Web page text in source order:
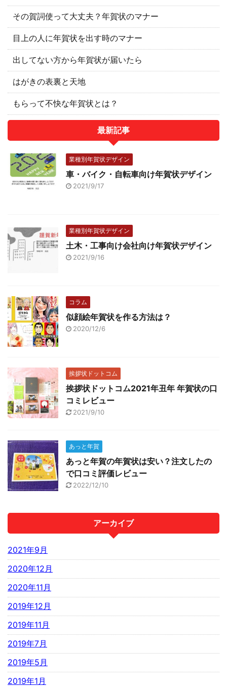
その賀詞使って大丈夫？年賀状のマナー
目上の人に年賀状を出す時のマナー
出してない方から年賀状が届いたら
はがきの表裏と天地
もらって不快な年賀状とは？
最新記事
業種別年賀状デザイン
車・バイク・自転車向け年賀状デザイン
2021/9/17
業種別年賀状デザイン
土木・工事向け会社向け年賀状デザイン
2021/9/16
コラム
似顔絵年賀状を作る方法は？
2020/12/6
挨拶状ドットコム
挨拶状ドットコム2021年丑年 年賀状の口
コミレビュー
2021/9/10
あっと年賀
あっと年賀の年賀状は安い？注文したの
で口コミ評価レビュー
2022/12/10
アーカイブ
2021年9月
2020年12月
2020年11月
2019年12月
2019年11月
2019年7月
2019年5月
2019年1月